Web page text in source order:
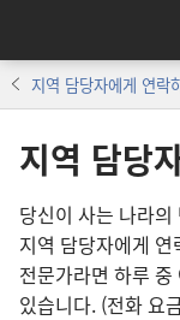
지역 담당자에게 연락
지역 담당
당신이 사는 나라
지역 담당자에게
전문가라면 하루
있습니다. (전화 요